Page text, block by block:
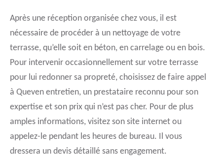
Après une réception organisée chez vous, il est
nécessaire de procéder à un nettoyage de votre
terrasse, qu’elle soit en béton, en carrelage ou en bois.
Pour intervenir occasionnellement sur votre terrasse
pour lui redonner sa propreté, choisissez de faire appel
à Queven entretien, un prestataire reconnu pour son
expertise et son prix qui n’est pas cher. Pour de plus
amples informations, visitez son site internet ou
appelez-le pendant les heures de bureau. Il vous
dressera un devis détaillé sans engagement.